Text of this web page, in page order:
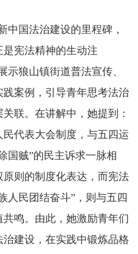
中国法治建设的里程碑，
宪法精神的生动注
示狼山镇街道普法宣传、
案例，引导青年思考法治
联。在讲解中，她提到：
代表大会制度，与五四运
国贼”的民主诉求一脉相
则的制度化表达，而宪法
人民团结奋斗”，则与五四
鸣。由此，她激励青年们
建设，在实践中锻炼品格